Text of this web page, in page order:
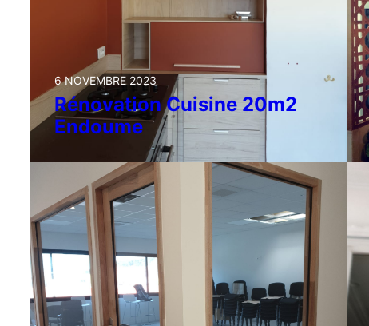
6 NOVEMBRE 2023
Rénovation Cuisine 20m2
Endoume